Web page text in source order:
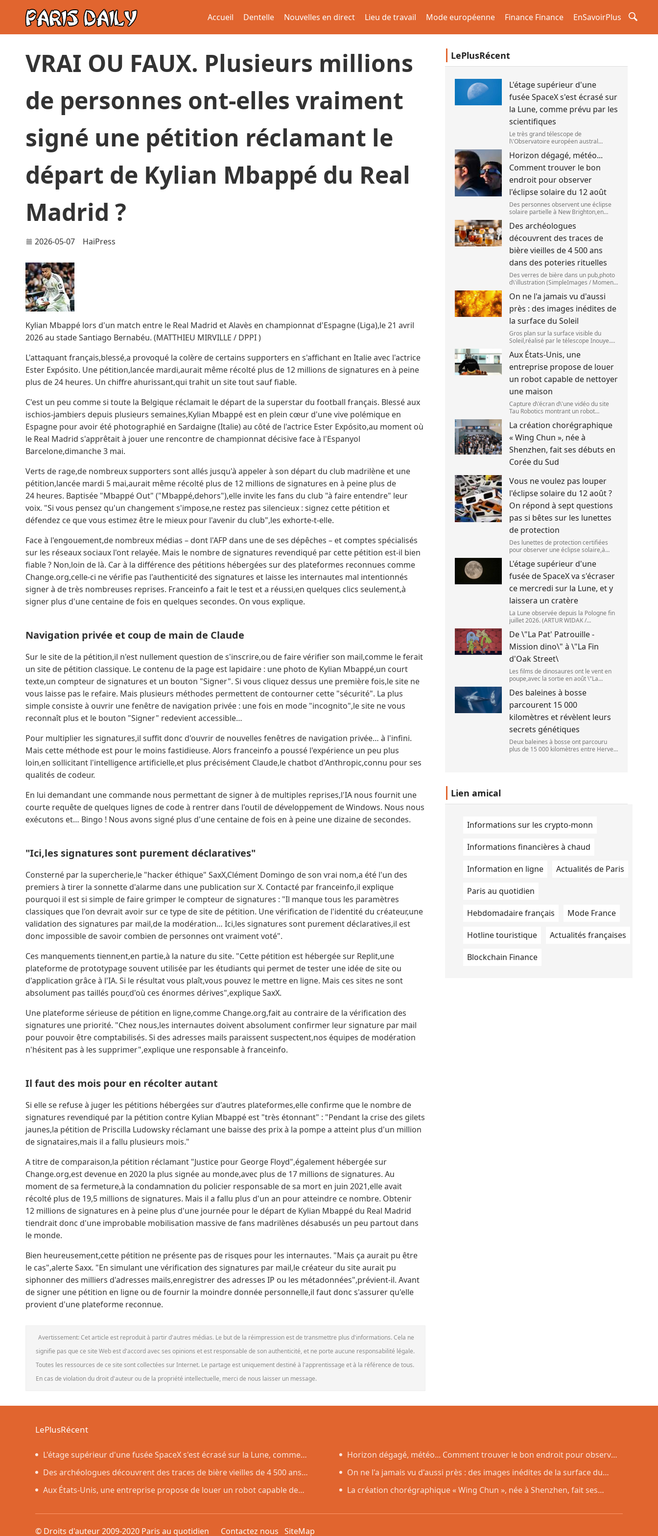
Accueil Dentelle Nouvelles en direct Lieu de travail Mode européenne Finance Finance EnSavoirPlus
VRAI OU FAUX. Plusieurs millions
de personnes ont-elles vraiment
signé une pétition réclamant le
départ de Kylian Mbappé du Real
Madrid ?
2026-05-07 HaiPress
Kylian Mbappé lors d'un match entre le Real Madrid et Alavès en championnat d'Espagne (Liga),le 21 avril
2026 au stade Santiago Bernabéu. (MATTHIEU MIRVILLE / DPPI )
L'attaquant français,blessé,a provoqué la colère de certains supporters en s'affichant en Italie avec l'actrice
Ester Expósito. Une pétition,lancée mardi,aurait même récolté plus de 12 millions de signatures en à peine
plus de 24 heures. Un chiffre ahurissant,qui trahit un site tout sauf fiable.
C'est un peu comme si toute la Belgique réclamait le départ de la superstar du football français. Blessé aux
ischios-jambiers depuis plusieurs semaines,Kylian Mbappé est en plein cœur d'une vive polémique en
Espagne pour avoir été photographié en Sardaigne (Italie) au côté de l'actrice Ester Expósito,au moment où
le Real Madrid s'apprêtait à jouer une rencontre de championnat décisive face à l'Espanyol
Barcelone,dimanche 3 mai.
Verts de rage,de nombreux supporters sont allés jusqu'à appeler à son départ du club madrilène et une
pétition,lancée mardi 5 mai,aurait même récolté plus de 12 millions de signatures en à peine plus de
24 heures. Baptisée "Mbappé Out" ("Mbappé,dehors"),elle invite les fans du club "à faire entendre" leur
voix. "Si vous pensez qu'un changement s'impose,ne restez pas silencieux : signez cette pétition et
défendez ce que vous estimez être le mieux pour l'avenir du club",les exhorte-t-elle.
Face à l'engouement,de nombreux médias – dont l'AFP dans une de ses dépêches – et comptes spécialisés
sur les réseaux sociaux l'ont relayée. Mais le nombre de signatures revendiqué par cette pétition est-il bien
fiable ? Non,loin de là. Car à la différence des pétitions hébergées sur des plateformes reconnues comme
Change.org,celle-ci ne vérifie pas l'authenticité des signatures et laisse les internautes mal intentionnés
signer à de très nombreuses reprises. Franceinfo a fait le test et a réussi,en quelques clics seulement,à
signer plus d'une centaine de fois en quelques secondes. On vous explique.
Navigation privée et coup de main de Claude
Sur le site de la pétition,il n'est nullement question de s'inscrire,ou de faire vérifier son mail,comme le ferait
un site de pétition classique. Le contenu de la page est lapidaire : une photo de Kylian Mbappé,un court
texte,un compteur de signatures et un bouton "Signer". Si vous cliquez dessus une première fois,le site ne
vous laisse pas le refaire. Mais plusieurs méthodes permettent de contourner cette "sécurité". La plus
simple consiste à ouvrir une fenêtre de navigation privée : une fois en mode "incognito",le site ne vous
reconnaît plus et le bouton "Signer" redevient accessible…
Pour multiplier les signatures,il suffit donc d'ouvrir de nouvelles fenêtres de navigation privée… à l'infini.
Mais cette méthode est pour le moins fastidieuse. Alors franceinfo a poussé l'expérience un peu plus
loin,en sollicitant l'intelligence artificielle,et plus précisément Claude,le chatbot d'Anthropic,connu pour ses
qualités de codeur.
En lui demandant une commande nous permettant de signer à de multiples reprises,l'IA nous fournit une
courte requête de quelques lignes de code à rentrer dans l'outil de développement de Windows. Nous nous
exécutons et… Bingo ! Nous avons signé plus d'une centaine de fois en à peine une dizaine de secondes.
"Ici,les signatures sont purement déclaratives"
Consterné par la supercherie,le "hacker éthique" SaxX,Clément Domingo de son vrai nom,a été l'un des
premiers à tirer la sonnette d'alarme dans une publication sur X. Contacté par franceinfo,il explique
pourquoi il est si simple de faire grimper le compteur de signatures : "Il manque tous les paramètres
classiques que l'on devrait avoir sur ce type de site de pétition. Une vérification de l'identité du créateur,une
validation des signatures par mail,de la modération… Ici,les signatures sont purement déclaratives,il est
donc impossible de savoir combien de personnes ont vraiment voté".
Ces manquements tiennent,en partie,à la nature du site. "Cette pétition est hébergée sur Replit,une
plateforme de prototypage souvent utilisée par les étudiants qui permet de tester une idée de site ou
d'application grâce à l'IA. Si le résultat vous plaît,vous pouvez le mettre en ligne. Mais ces sites ne sont
absolument pas taillés pour,d'où ces énormes dérives",explique SaxX.
Une plateforme sérieuse de pétition en ligne,comme Change.org,fait au contraire de la vérification des
signatures une priorité. "Chez nous,les internautes doivent absolument confirmer leur signature par mail
pour pouvoir être comptabilisés. Si des adresses mails paraissent suspectent,nos équipes de modération
n'hésitent pas à les supprimer",explique une responsable à franceinfo.
Il faut des mois pour en récolter autant
Si elle se refuse à juger les pétitions hébergées sur d'autres plateformes,elle confirme que le nombre de
signatures revendiqué par la pétition contre Kylian Mbappé est "très étonnant" : "Pendant la crise des gilets
jaunes,la pétition de Priscilla Ludowsky réclamant une baisse des prix à la pompe a atteint plus d'un million
de signataires,mais il a fallu plusieurs mois."
A titre de comparaison,la pétition réclamant "Justice pour George Floyd",également hébergée sur
Change.org,est devenue en 2020 la plus signée au monde,avec plus de 17 millions de signatures. Au
moment de sa fermeture,à la condamnation du policier responsable de sa mort en juin 2021,elle avait
récolté plus de 19,5 millions de signatures. Mais il a fallu plus d'un an pour atteindre ce nombre. Obtenir
12 millions de signatures en à peine plus d'une journée pour le départ de Kylian Mbappé du Real Madrid
tiendrait donc d'une improbable mobilisation massive de fans madrilènes désabusés un peu partout dans
le monde.
Bien heureusement,cette pétition ne présente pas de risques pour les internautes. "Mais ça aurait pu être
le cas",alerte Saxx. "En simulant une vérification des signatures par mail,le créateur du site aurait pu
siphonner des milliers d'adresses mails,enregistrer des adresses IP ou les métadonnées",prévient-il. Avant
de signer une pétition en ligne ou de fournir la moindre donnée personnelle,il faut donc s'assurer qu'elle
provient d'une plateforme reconnue.
Avertissement: Cet article est reproduit à partir d'autres médias. Le but de la réimpression est de transmettre plus d'informations. Cela ne
signifie pas que ce site Web est d'accord avec ses opinions et est responsable de son authenticité, et ne porte aucune responsabilité légale.
Toutes les ressources de ce site sont collectées sur Internet. Le partage est uniquement destiné à l'apprentissage et à la référence de tous.
En cas de violation du droit d'auteur ou de la propriété intellectuelle, merci de nous laisser un message.
LePlusRécent
L'étage supérieur d'une
fusée SpaceX s'est écrasé sur
la Lune, comme prévu par les
scientifiques
Le très grand télescope de
l\'Observatoire européen austral
preuves que l\'étage supérieur d\'une
fusée de SpaceX s\'est bien écrasé sur
la Lune,le 5 aoû
Horizon dégagé, météo...
Comment trouver le bon
endroit pour observer
l'éclipse solaire du 12 août
Des personnes observent une éclipse
solaire partielle à New Brighton,en
2025. (SANKA VIDANAGAMA )
Des archéologues
découvrent des traces de
bière vieilles de 4 500 ans
dans des poteries rituelles
Des verres de bière dans un pub,photo
d\'illustration (SimpleImages / Moment
boisson alcoolisée du monde. Les
premières traces de bière ont été
retrouvées ch
On ne l'a jamais vu d'aussi
près : des images inédites de
la surface du Soleil
Gros plan sur la surface visible du
Soleil,réalisé par le télescope Inouye.
(NSF/NSO/AURA/MPS) Certains se
préparent peut-être à photographier le
mieux possible l\'éclipse solaire,prévue
le 1
Aux États-Unis, une
entreprise propose de louer
un robot capable de nettoyer
une maison
Capture d\'écran d\'une vidéo du site
Tau Robotics montrant un robot
cuisine. (Tau Robotics)
La création chorégraphique
« Wing Chun », née à
Shenzhen, fait ses débuts en
Corée du Sud
Vous ne voulez pas louper
l'éclipse solaire du 12 août ?
On répond à sept questions
pas si bêtes sur les lunettes
de protection
Des lunettes de protection certifiées
pour observer une éclipse solaire,à
2026. (JAIME REINA )
L'étage supérieur d'une
fusée de SpaceX va s'écraser
ce mercredi sur la Lune, et y
laissera un cratère
La Lune observée depuis la Pologne fin
juillet 2026. (ARTUR WIDAK /
fusée de SpaceX doit s\'écraser
accidentellement sur la Lune,mercredi
5 août. Cette coll
De \"La Pat' Patrouille -
Mission dino\" à \"La Fin
d'Oak Street\
Les films de dinosaures ont le vent en
poupe,avec la sortie en août \"La
d\'Oak Street\". (APOLLONIA HILVERDA
/ FRANCEINFO)
Des baleines à bosse
parcourent 15 000
kilomètres et révèlent leurs
secrets génétiques
Deux baleines à bosse ont parcouru
plus de 15 000 kilomètres entre Hervey
Lien amical
Informations sur les crypto-monn
Informations financières à chaud
Information en ligne Actualités de Paris
Paris au quotidien
Hebdomadaire français Mode France
Hotline touristique Actualités françaises
Blockchain Finance
LePlusRécent
L'étage supérieur d'une fusée SpaceX s'est écrasé sur la Lune, comme
prévu par les scientifiques
Horizon dégagé, météo... Comment trouver le bon endroit pour observer
l'éclipse solaire du 12 août
Des archéologues découvrent des traces de bière vieilles de 4 500 ans
dans des poteries rituelles
On ne l'a jamais vu d'aussi près : des images inédites de la surface du
Soleil
Aux États-Unis, une entreprise propose de louer un robot capable de
La création chorégraphique « Wing Chun », née à Shenzhen, fait ses
© Droits d'auteur 2009-2020 Paris au quotidien Contactez nous SiteMap